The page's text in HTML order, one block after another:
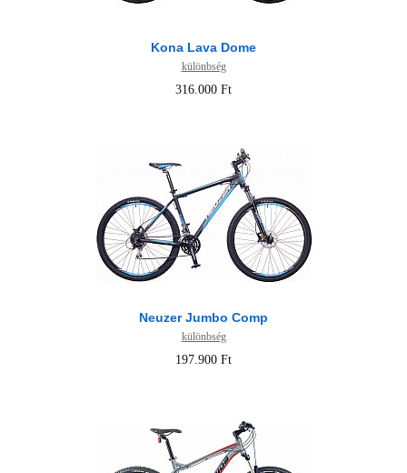
Kona Lava Dome
különbség
316.000 Ft
Neuzer Jumbo Comp
különbség
197.900 Ft